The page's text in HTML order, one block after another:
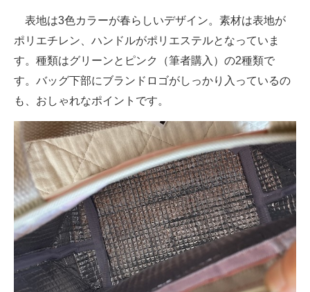
表地は3色カラーが春らしいデザイン。素材は表地が
ポリエチレン、ハンドルがポリエステルとなっていま
す。種類はグリーンとピンク（筆者購入）の2種類で
す。バッグ下部にブランドロゴがしっかり入っているの
も、おしゃれなポイントです。